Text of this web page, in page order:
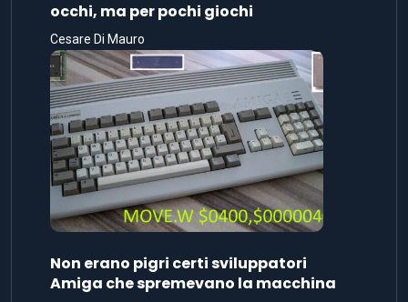
occhi, ma per pochi giochi
Cesare Di Mauro
Non erano pigri certi sviluppatori
Amiga che spremevano la macchina